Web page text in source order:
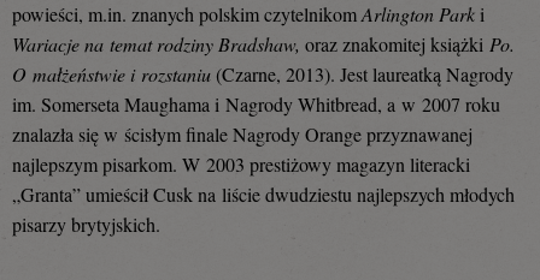
się
powieści, m.in. znanych polskim czytelnikomArlington Parki
Wariacje na temat rodziny Bradshaw, oraz znakomitej książki Po.
O małżeństwie i rozstaniu (Czarne, 2013). Jest laureatką Nagrody
im. Somerseta Maughama i Nagrody Whitbread, a w 2007 roku
znalazła się w ścisłym finale Nagrody Orange przyznawanej
najlepszym pisarkom. W 2003 prestiżowy magazyn literacki
„Granta” umieścił Cusk na liście dwudziestu najlepszych młodych
pisarzy brytyjskich.